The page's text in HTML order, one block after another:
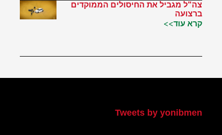
צה"ל מגביל את החיסולים הממוקדים
ברצועה
קרא עוד>>
Tweets by yonibmen